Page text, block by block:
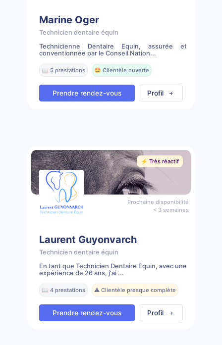
Marine Oger
Technicien dentaire équin
Technicienne Dentaire Equin, assurée et
conventionnée par le Conseil Nation...
📖 5 prestations 🤩 Clientèle ouverte
Prendre rendez-vous Profil
⚡️ Très réactif
Prochaine disponibilité
< 3 semaines
Laurent Guyonvarch
Technicien dentaire équin
En tant que Technicien Dentaire Équin, avec une
expérience de 26 ans, j'ai ...
📖 4 prestations ⚠️ Clientèle presque complète
Prendre rendez-vous Profil